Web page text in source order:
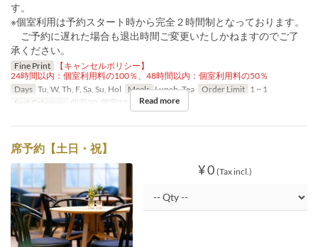
す。
※個室利用は予約スタート時から完全２時間制となっております。
ご予約に遅れた場合も退出時間ご変更いたしかねますのでご了
承ください。
Fine Print
【キャンセルポリシー】
24時間以内：個室利用料の100％、48時間以内：個室利用料の50％
Days Tu, W, Th, F, Sa, Su, Hol Meals Lunch, Tea Order Limit 1 ~ 1
Seat Category
個室20, 個室19, 個室21, 個室22
Read more
席予約【土日・祝】
¥ 0 (Tax incl.)